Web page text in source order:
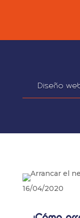
Diseño
16/04/2020